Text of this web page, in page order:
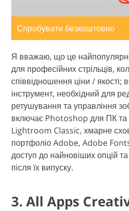
Спробувати безкоштовно
Я вважаю, що це
для професійних стрільців,
співвідношення ціни / якості;
інструмент, необхідний для
ретушування та управління
включає Photoshop для ПК
Lightroom Classic, хмарне
портфоліо Adobe, Adobe
доступ до найновіших опцій
після їх випуску.
3. All Apps